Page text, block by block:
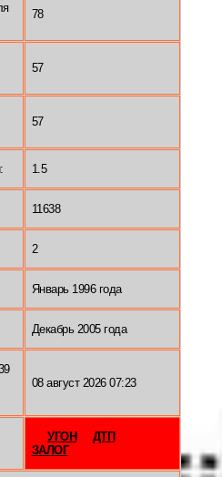
78
57
57
1.5
11638
2
Январь 1996 года
Декабрь 2005 года
08 август 2026 07:23
УГОН
ДТП
ЗАЛОГ